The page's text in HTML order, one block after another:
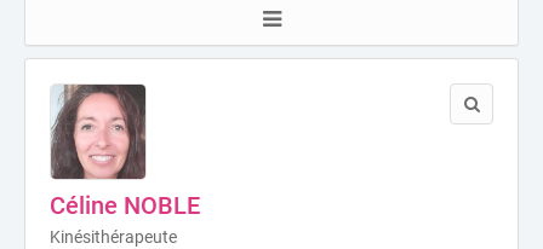
Céline NOBLE
Kinésithérapeute